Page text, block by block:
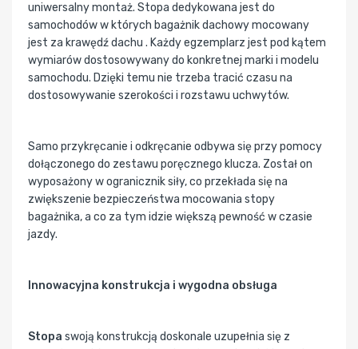
uniwersalny montaż. Stopa dedykowana jest do
samochodów w których bagażnik dachowy mocowany
jest za krawędź dachu . Każdy egzemplarz jest pod kątem
wymiarów dostosowywany do konkretnej marki i modelu
samochodu. Dzięki temu nie trzeba tracić czasu na
dostosowywanie szerokości i rozstawu uchwytów.
Samo przykręcanie i odkręcanie odbywa się przy pomocy
dołączonego do zestawu poręcznego klucza. Został on
wyposażony w ogranicznik siły, co przekłada się na
zwiększenie bezpieczeństwa mocowania stopy
bagażnika, a co za tym idzie większą pewność w czasie
jazdy.
Innowacyjna konstrukcja i wygodna obsługa
Stopa swoją konstrukcją doskonale uzupełnia się z